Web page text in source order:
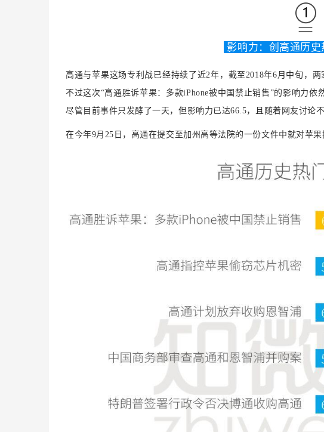
影响力：创高通历
高通与苹果这场专利战已经持续了近2年，截至2018年6月中旬，
不过这次“高通胜诉苹果：多款iPhone被中国禁止销售”的影响力
尽管目前事件只发酵了一天，但影响力已达66.5，且随着网友讨论
在今年9月25日，高通在提交至加州高等法院的一份文件中就对苹